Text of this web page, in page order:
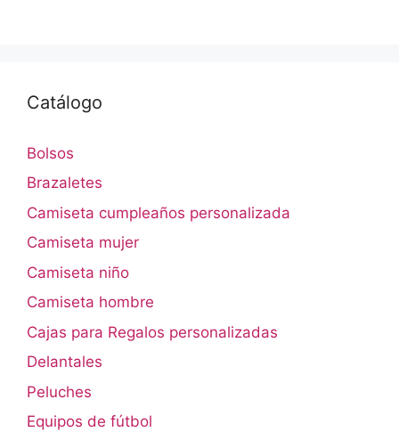
Catálogo
Bolsos
Brazaletes
Camiseta cumpleaños personalizada
Camiseta mujer
Camiseta niño
Camiseta hombre
Cajas para Regalos personalizadas
Delantales
Peluches
Equipos de fútbol